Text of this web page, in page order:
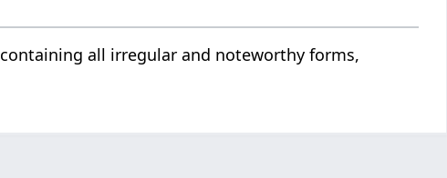
containing all irregular and noteworthy forms,